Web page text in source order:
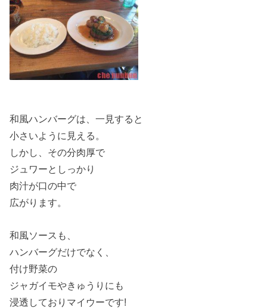
和風ハンバーグは、一見すると
小さいように見える。
しかし、その分肉厚で
ジュワーとしっかり
肉汁が口の中で
広がります。
和風ソースも、
ハンバーグだけでなく、
付け野菜の
ジャガイモやきゅうりにも
浸透しておりマイウーです!